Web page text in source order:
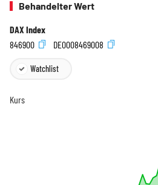
Behandelter Wert
DAX Index
846900
DE0008469008
Watchlist
Kurs